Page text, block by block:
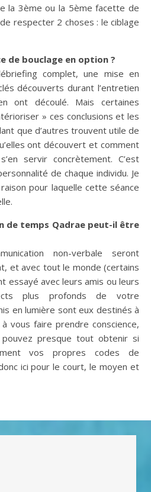
la 3ème ou la 5ème facette de
respecter 2 choses : le ciblage
de bouclage en option ?
complet, une mise en
découverts durant l’entretien
ont découlé. Mais certaines
» ces conclusions et les
que d’autres trouvent utile de
ont découvert et comment
servir concrètement. C’est
de chaque individu. Je
pour laquelle cette séance
de temps Qadrae peut-il être
non-verbale seront
et avec tout le monde (certains
essayé avec leurs amis ou leurs
plus profonds de votre
en lumière sont eux destinés à
vous faire prendre conscience,
presque tout obtenir si
vos propres codes de
ici pour le court, le moyen et